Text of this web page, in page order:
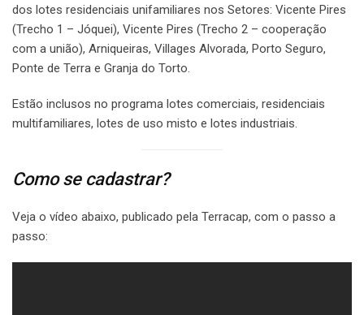
dos lotes residenciais unifamiliares nos Setores: Vicente Pires
(Trecho 1 – Jóquei), Vicente Pires (Trecho 2 – cooperação
com a união), Arniqueiras, Villages Alvorada, Porto Seguro,
Ponte de Terra e Granja do Torto.
Estão inclusos no programa lotes comerciais, residenciais
multifamiliares, lotes de uso misto e lotes industriais.
Como se cadastrar?
Veja o vídeo abaixo, publicado pela Terracap, com o passo a
passo: